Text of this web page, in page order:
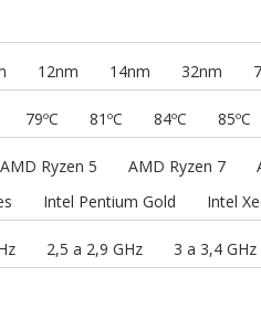
12nm 14nm 32nm
79ºC 81ºC 84ºC 85ºC
AMD Ryzen 5 AMD Ryzen 7
Intel Pentium Gold Intel
2,5 a 2,9 GHz 3 a 3,4 GHz